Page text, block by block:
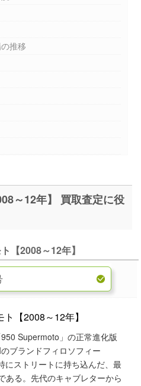
推移
買取査定に役
【2008～12年】
Supermoto」の正常進化版
ブランドフィロソフィー
にストリートに持ち込んだ、最
ある。先代のキャブレターから